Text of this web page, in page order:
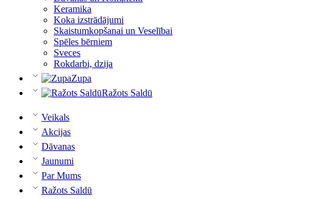
Keramika
Koka izstrādājumi
Skaistumkopšanai un Veselībai
Spēles bērniem
Sveces
Rokdarbi, dzija
Zupa
Ražots Saldū
Veikals
Akcijas
Dāvanas
Jaunumi
Par Mums
Ražots Saldū